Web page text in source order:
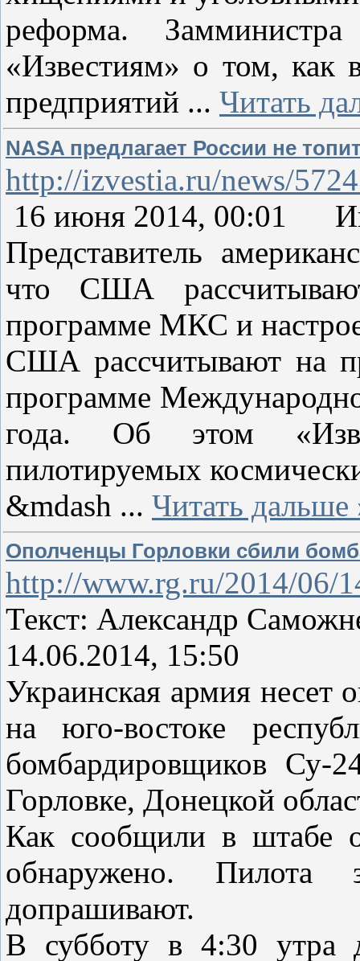
реформа.
«Известиям» о том, как
предприятий ... Читать
NASA предлагает России не
http://izvestia.ru/news/
16 июня 2014, 00:01
Представитель
что США
программе МКС и
США рассчитывают на
программе
года. Об этом
пилотируемых
&mdash ... Читать дальше
Ополченцы Горловки сбили
http://www.rg.ru/2014/06/
Текст: Александр
14.06.2014, 15:50
Украинская армия несет
на юго-востоке
бомбардировщиков Су-
Горловке, Донецкой
Как сообщили в штабе
обнаружено. Пилота
допрашивают.
В субботу в 4:30 утра